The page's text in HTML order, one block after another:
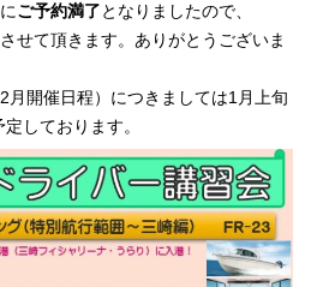
ご予約満了となりましたので、
せて頂きます。ありがとうございま
月開催日程）につきましては1月上旬
しております。